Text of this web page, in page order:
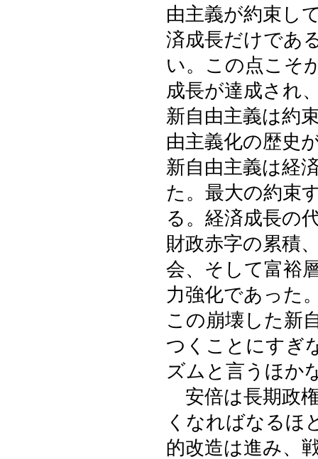
由主義が約束し
済成長だけであ
い。この点こそ
成長が達成され
新自由主義は約
由主義化の歴史
新自由主義は経
た。最大の約束
る。経済成長の
財政赤字の累積
会、そして富裕
力強化であった
この崩壊した新
つくことにすぎ
ズムと言うほか
安倍は長期政
くなればなるほ
的改造は進み、